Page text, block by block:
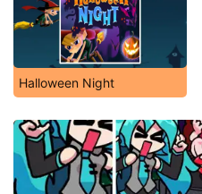
Halloween Night